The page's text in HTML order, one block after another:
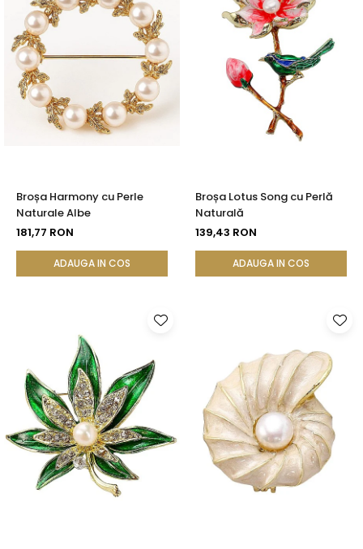
Broșa Harmony cu Perle
Naturale Albe
181,77 RON
ADAUGA IN COS
Broșa Lotus Song cu Perlă
Naturală
139,43 RON
ADAUGA IN COS